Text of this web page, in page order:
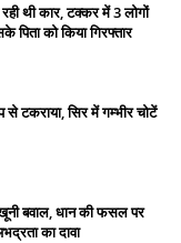
थी कार, टक्कर में 3 लोगों
पिता को किया गिरफ्तार
टकराया, सिर में गम्भीर चोटें
खूनी बवाल, धान की फसल पर
का दावा